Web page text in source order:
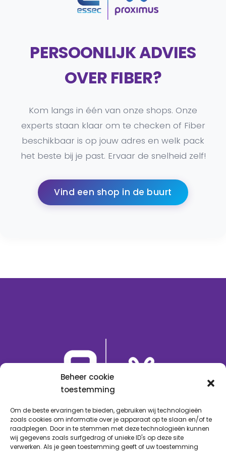
Beheer cookie
toestemming
Om de beste ervaringen te bieden, gebruiken wij technologieën
zoals cookies om informatie over je apparaat op te slaan en/of te
raadplegen. Door in te stemmen met deze technologieën kunnen
wij gegevens zoals surfgedrag of unieke ID's op deze site
verwerken. Als je geen toestemming geeft of uw toestemming
PERSOONLIJK ADVIES
OVER FIBER?
Kom langs in één van onze shops. Onze
experts staan klaar om te checken of Fiber
beschikbaar is op jouw adres en welk pack
het beste bij je past. Ervaar de snelheid zelf!
Vind een shop in de buurt
UW PROXIMUS PARTNER IN
LIMBURG VOOR PARTICULIEREN EN